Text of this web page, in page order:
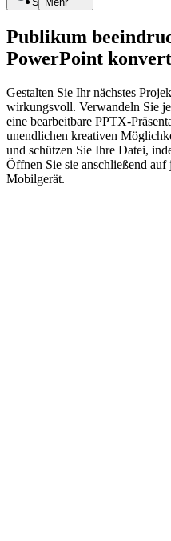
Publikum
PowerPoint
Gestalten Sie Ihr nächstes
wirkungsvoll. Verwandeln Sie
eine bearbeitbare PPTX-
unendlichen kreativen
und schützen Sie Ihre Datei,
Öffnen Sie sie anschließend
Mobilgerät.